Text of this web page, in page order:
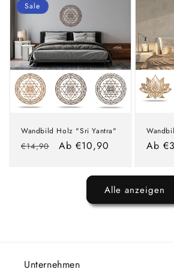
Sale
Wandbild Holz "Sri Yantra"
Normaler
€14,90 Verkaufspreis
Ab €10,90 Ab
Alle anzeigen
Unternehmen